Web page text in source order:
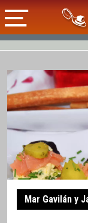
Mar Gavilán y